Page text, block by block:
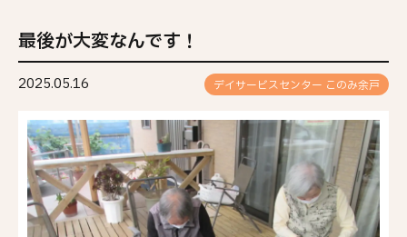
お問い合わせフォーム
職場環境等要件の実施報告
最後が大変なんです！
2025.05.16 デイサービスセンター このみ余戸